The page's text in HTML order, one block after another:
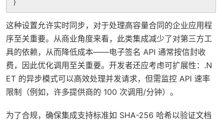
这种设置允许实时同步，对于处理高容量合同的企业应用程
序至关重要。从商业角度来看，此类集成减少了对第三方工
具的依赖，从而降低成本——电子签名 API 通常按信封收
费，因此优化调用至关重要。开发者还应考虑可扩展性：.N
ET 的异步模式可以高效处理并发请求，但需监控 API 速率
限制（例如，许多提供商的 100 次调用/分钟）。
为了合规，确保集成支持标准如 SHA-256 哈希以验证文档